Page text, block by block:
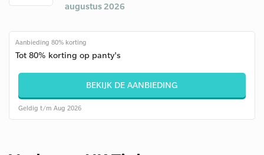
augustus 2026
Aanbieding 80% korting
Tot 80% korting op panty's
BEKIJK DE AANBIEDING
Geldig t/m Aug 2026